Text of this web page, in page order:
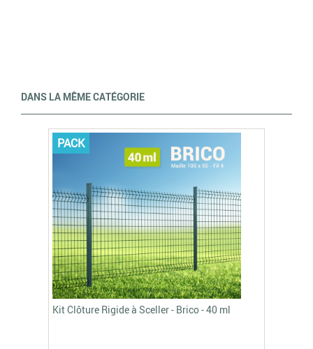
DANS LA MÊME CATÉGORIE
Kit Clôture Rigide à Sceller - Brico - 40 ml
PACK